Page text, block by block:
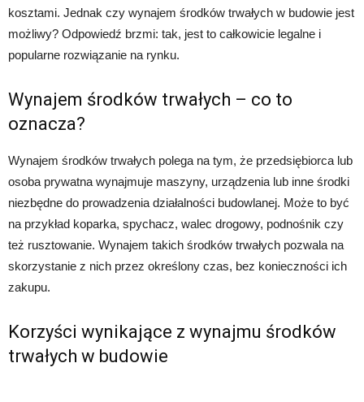
kosztami. Jednak czy wynajem środków trwałych w budowie jest
możliwy? Odpowiedź brzmi: tak, jest to całkowicie legalne i
popularne rozwiązanie na rynku.
Wynajem środków trwałych – co to
oznacza?
Wynajem środków trwałych polega na tym, że przedsiębiorca lub
osoba prywatna wynajmuje maszyny, urządzenia lub inne środki
niezbędne do prowadzenia działalności budowlanej. Może to być
na przykład koparka, spychacz, walec drogowy, podnośnik czy
też rusztowanie. Wynajem takich środków trwałych pozwala na
skorzystanie z nich przez określony czas, bez konieczności ich
zakupu.
Korzyści wynikające z wynajmu środków
trwałych w budowie